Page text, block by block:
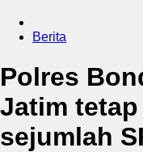
Berita
Polres
Jatim
sejumlah